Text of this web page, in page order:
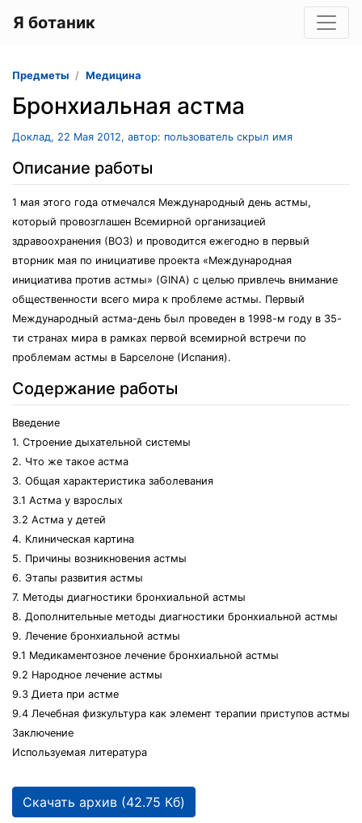
Я ботаник
Предметы Медицина
Бронхиальная астма
Доклад, 22 Мая 2012, автор: пользователь скрыл имя
Описание работы
1 мая этого года отмечался Международный день астмы,
который провозглашен Всемирной организацией
здравоохранения (ВОЗ) и проводится ежегодно в первый
вторник мая по инициативе проекта «Международная
инициатива против астмы» (GINA) с целью привлечь внимание
общественности всего мира к проблеме астмы. Первый
Международный астма-день был проведен в 1998-м году в 35-
ти странах мира в рамках первой всемирной встречи по
проблемам астмы в Барселоне (Испания).
Содержание работы
Введение
1. Строение дыхательной системы
2. Что же такое астма
3. Общая характеристика заболевания
3.1 Астма у взрослых
3.2 Астма у детей
4. Клиническая картина
5. Причины возникновения астмы
6. Этапы развития астмы
7. Методы диагностики бронхиальной астмы
8. Дополнительные методы диагностики бронхиальной астмы
9. Лечение бронхиальной астмы
9.1 Медикаментозное лечение бронхиальной астмы
9.2 Народное лечение астмы
9.3 Диета при астме
9.4 Лечебная физкультура как элемент терапии приступов астмы
Заключение
Используемая литература
Скачать архив (42.75 Кб)